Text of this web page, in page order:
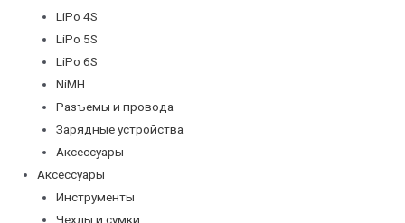
LiPo 4S
LiPo 5S
LiPo 6S
NiMH
Разъемы и провода
Зарядные устройства
Аксессуары
Аксессуары
Инструменты
Чехлы и сумки